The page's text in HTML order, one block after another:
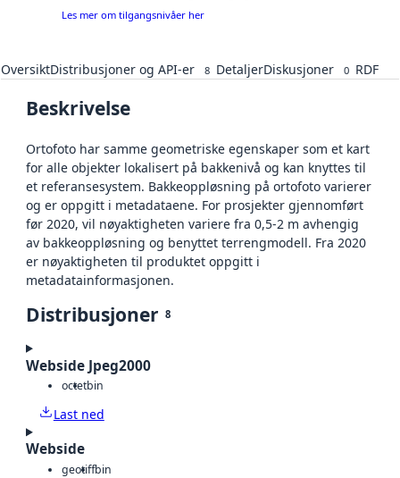
Les mer om tilgangsnivåer her
OversiktDistribusjoner og API-er 8 DetaljerDiskusjoner 0 RDF
Beskrivelse
Ortofoto har samme geometriske egenskaper som et kart
for alle objekter lokalisert på bakkenivå og kan knyttes til
et referansesystem. Bakkeoppløsning på ortofoto varierer
og er oppgitt i metadataene. For prosjekter gjennomført
før 2020, vil nøyaktigheten variere fra 0,5-2 m avhengig
av bakkeoppløsning og benyttet terrengmodell. Fra 2020
er nøyaktigheten til produktet oppgitt i
metadatainformasjonen.
Distribusjoner 8
Webside Jpeg2000
octetbin
Last ned
Webside
geotiffbin